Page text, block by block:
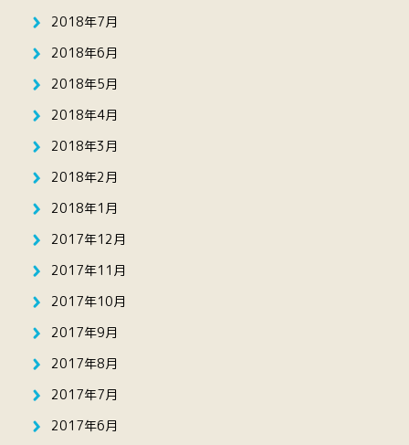
2018年7月
2018年6月
2018年5月
2018年4月
2018年3月
2018年2月
2018年1月
2017年12月
2017年11月
2017年10月
2017年9月
2017年8月
2017年7月
2017年6月